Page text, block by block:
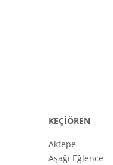
KEÇİÖREN
Aktepe
Aşağı Eğlence